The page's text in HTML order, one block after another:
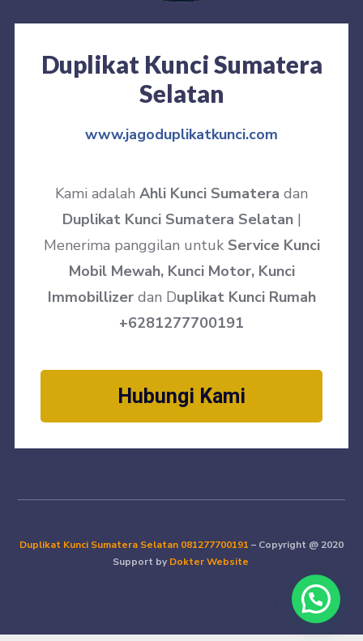
Duplikat Kunci Sumatera
Selatan
www.jagoduplikatkunci.com
Kami adalah Ahli Kunci Sumatera dan
Duplikat Kunci Sumatera Selatan|
Menerima panggilan untuk Service Kunci
Mobil Mewah, Kunci Motor, Kunci
Immobillizerdan Duplikat Kunci Rumah
+6281277700191
Hubungi Kami
Duplikat Kunci Sumatera Selatan 081277700191 – Copyright @ 2020
Support by Dokter Website